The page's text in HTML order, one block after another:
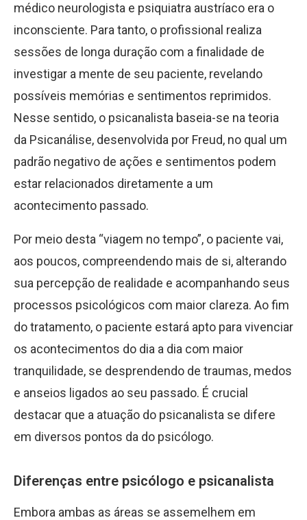
médico neurologista e psiquiatra austríaco era o
inconsciente. Para tanto, o profissional realiza
sessões de longa duração com a finalidade de
investigar a mente de seu paciente, revelando
possíveis memórias e sentimentos reprimidos.
Nesse sentido, o psicanalista baseia-se na teoria
da Psicanálise, desenvolvida por Freud, no qual um
padrão negativo de ações e sentimentos podem
estar relacionados diretamente a um
acontecimento passado.
Por meio desta “viagem no tempo”, o paciente vai,
aos poucos, compreendendo mais de si, alterando
sua percepção de realidade e acompanhando seus
processos psicológicos com maior clareza. Ao fim
do tratamento, o paciente estará apto para vivenciar
os acontecimentos do dia a dia com maior
tranquilidade, se desprendendo de traumas, medos
e anseios ligados ao seu passado. É crucial
destacar que a atuação do psicanalista se difere
em diversos pontos da do psicólogo.
Diferenças entre psicólogo e psicanalista
Embora ambas as áreas se assemelhem em